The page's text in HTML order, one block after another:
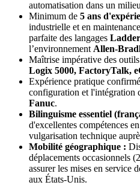
automatisation dans un
Minimum de 5 ans
industrielle et en
parfaite des langages Ladder
l’environnement Allen-
Maîtrise impérative des
Logix 5000, FactoryTalk,
Expérience pratique
configuration et l'intégration
Fanuc.
Bilinguisme essentiel
d'excellentes compétences
vulgarisation technique
Mobilité géographique :
déplacements occasionnels
assurer les mises en service
aux États-Unis.